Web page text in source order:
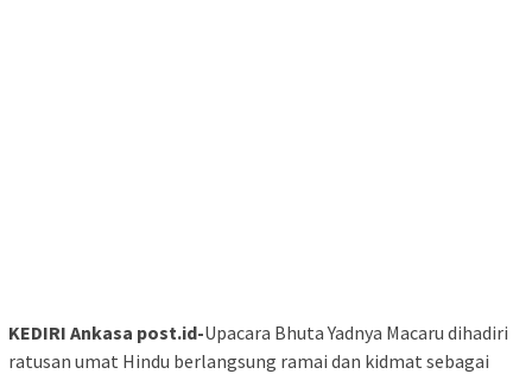
KEDIRI Ankasa post.id-Upacara Bhuta Yadnya Macaru dihadiri
ratusan umat Hindu berlangsung ramai dan kidmat sebagai